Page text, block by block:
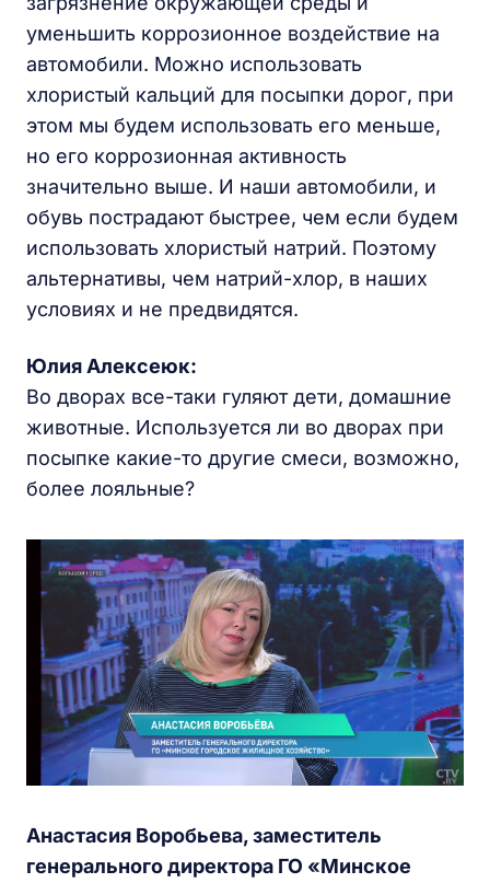
уменьшить коррозионное воздействие на
автомобили. Можно использовать
хлористый кальций для посыпки дорог, при
этом мы будем использовать его меньше,
но его коррозионная активность
значительно выше. И наши автомобили, и
обувь пострадают быстрее, чем если будем
использовать хлористый натрий. Поэтому
альтернативы, чем натрий-хлор, в наших
условиях и не предвидятся.
Юлия Алексеюк:
Во дворах все-таки гуляют дети, домашние
животные. Используется ли во дворах при
посыпке какие-то другие смеси, возможно,
более лояльные?
Анастасия Воробьева, заместитель
генерального директора ГО «Минское